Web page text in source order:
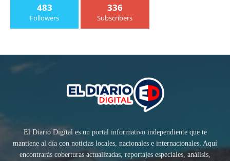
483
Followers
336
Subscribers
El Diario Digital es un portal informativo independiente que te
mantiene al día con noticias locales, nacionales e internacionales. Aquí
encontrarás coberturas actualizadas, reportajes especiales, análisis,